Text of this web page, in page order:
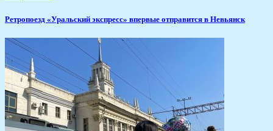
​Ретропоезд «Уральский экспресс» впервые отправится в Невьянск